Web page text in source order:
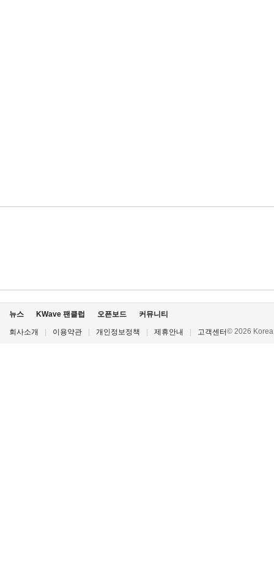
뉴스 KWave 팬클럽 오픈보드 커뮤니티
회사소개 이용약관 개인정보정책 제휴안내 고객센터© 2026